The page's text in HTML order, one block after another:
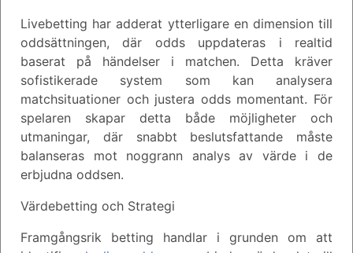
Livebetting har adderat ytterligare en dimension till
oddsättningen, där odds uppdateras i realtid
baserat på händelser i matchen. Detta kräver
sofistikerade system som kan analysera
matchsituationer och justera odds momentant. För
spelaren skapar detta både möjligheter och
utmaningar, där snabbt beslutsfattande måste
balanseras mot noggrann analys av värde i de
erbjudna oddsen.
Värdebetting och Strategi
Framgångsrik betting handlar i grunden om att